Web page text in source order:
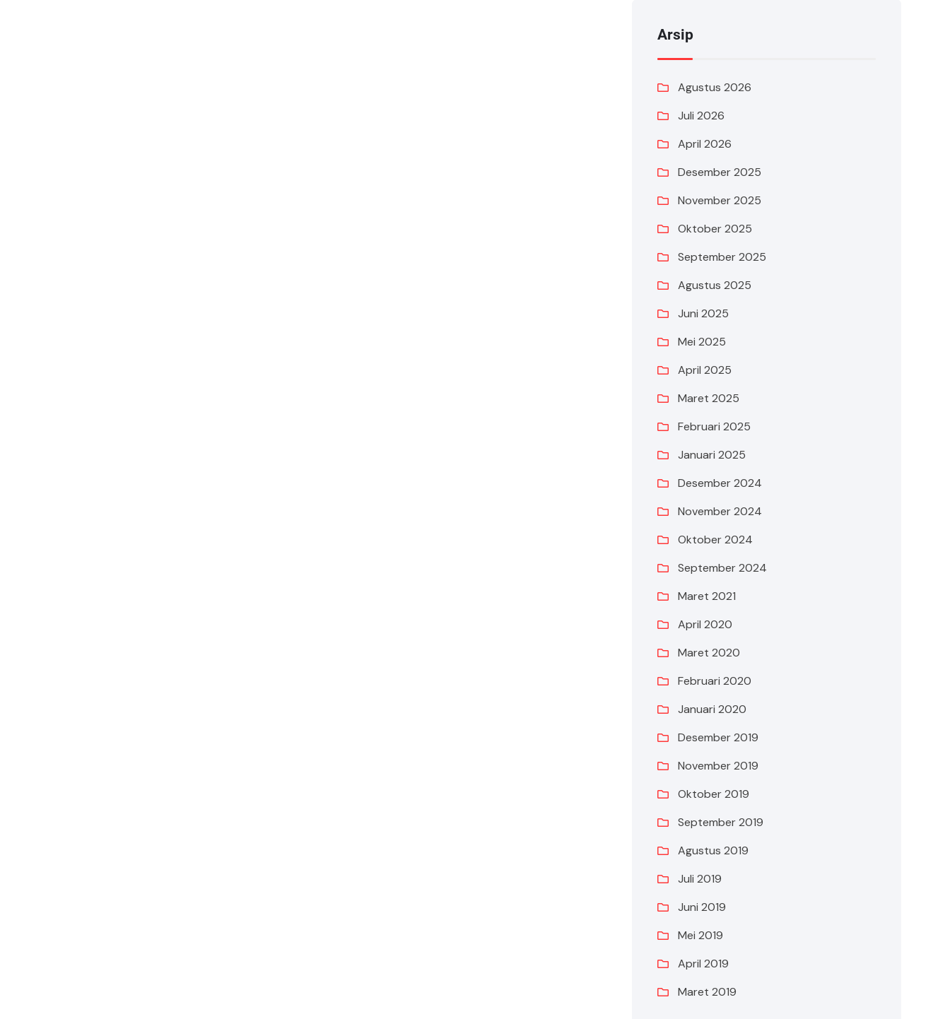
Arsip
Agustus 2026
Juli 2026
April 2026
Desember 2025
November 2025
Oktober 2025
September 2025
Agustus 2025
Juni 2025
Mei 2025
April 2025
Maret 2025
Februari 2025
Januari 2025
Desember 2024
November 2024
Oktober 2024
September 2024
Maret 2021
April 2020
Maret 2020
Februari 2020
Januari 2020
Desember 2019
November 2019
Oktober 2019
September 2019
Agustus 2019
Juli 2019
Juni 2019
Mei 2019
April 2019
Maret 2019